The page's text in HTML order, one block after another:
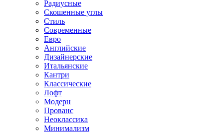
Радиусные
Скошенные углы
Стиль
Современные
Евро
Английские
Дизайнерские
Итальянские
Кантри
Классические
Лофт
Модерн
Прованс
Неоклассика
Минимализм